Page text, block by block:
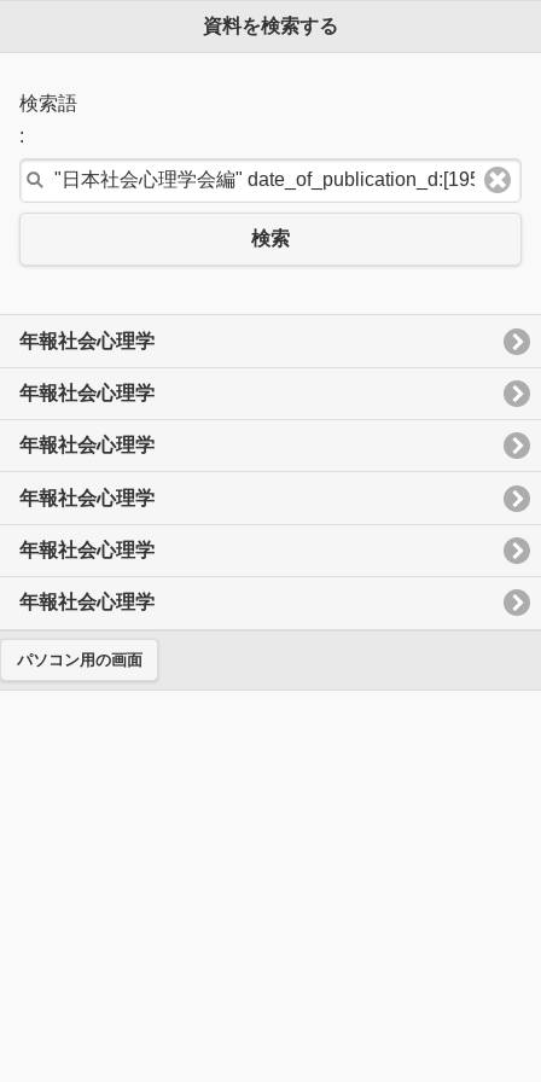
資料を検索する
検索語
:
検索
年報社会心理学
年報社会心理学
年報社会心理学
年報社会心理学
年報社会心理学
年報社会心理学
パソコン用の画面